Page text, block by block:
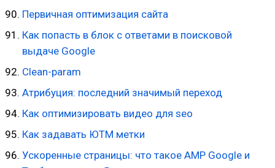
Первичная оптимизация сайта
Как попасть в блок с ответами в поисковой
выдаче Google
Clean-param
Атрибуция: последний значимый переход
Как оптимизировать видео для seo
Как задавать ЮТМ метки
Ускоренные страницы: что такое AMP Google и